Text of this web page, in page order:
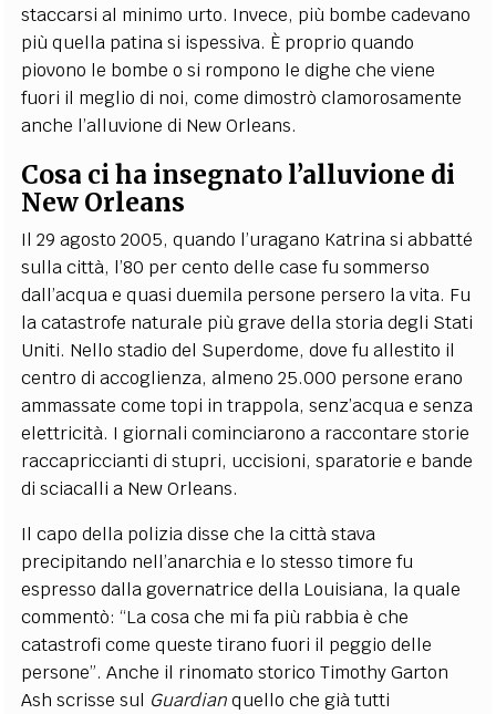
staccarsi al minimo urto. Invece, più bombe cadevano
più quella patina si ispessiva. È proprio quando
piovono le bombe o si rompono le dighe che viene
fuori il meglio di noi, come dimostrò clamorosamente
anche l’alluvione di New Orleans.
Cosa ci ha insegnato l’alluvione di
New Orleans
Il 29 agosto 2005, quando l’uragano Katrina si abbatté
sulla città, l’80 per cento delle case fu sommerso
dall’acqua e quasi duemila persone persero la vita. Fu
la catastrofe naturale più grave della storia degli Stati
Uniti. Nello stadio del Superdome, dove fu allestito il
centro di accoglienza, almeno 25.000 persone erano
ammassate come topi in trappola, senz’acqua e senza
elettricità. I giornali cominciarono a raccontare storie
raccapriccianti di stupri, uccisioni, sparatorie e bande
di sciacalli a New Orleans.
Il capo della polizia disse che la città stava
precipitando nell’anarchia e lo stesso timore fu
espresso dalla governatrice della Louisiana, la quale
commentò: “La cosa che mi fa più rabbia è che
catastrofi come queste tirano fuori il peggio delle
persone”. Anche il rinomato storico Timothy Garton
Ash scrisse sul Guardianquello che già tutti